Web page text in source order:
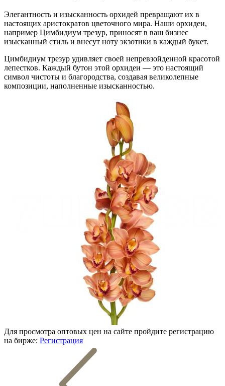
Элегантность и изысканность орхидей превращают их в
настоящих аристократов цветочного мира. Наши орхидеи,
например Цимбидиум трезур, приносят в ваш бизнес
изысканный стиль и внесут ноту экзотики в каждый букет.
Цимбидиум трезур удивляет своей непревзойденной красотой
лепестков. Каждый бутон этой орхидеи — это настоящий
символ чистоты и благородства, создавая великолепные
композиции, наполненные изысканностью.
Для просмотра оптовых цен на сайте пройдите регистрацию
на бирже: Регистрация